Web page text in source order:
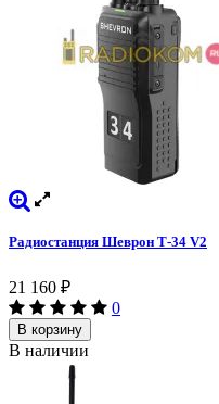
Радиостанция Шеврон Т-34 V2
21 160 ₽
0
В корзину
В наличии